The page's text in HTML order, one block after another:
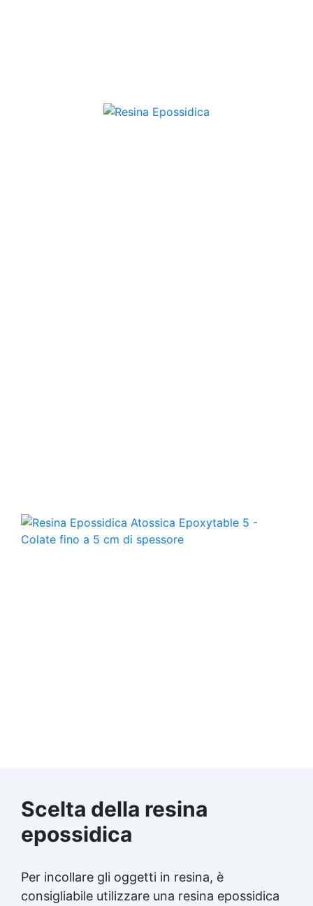
Scelta della resina
epossidica
Per incollare gli oggetti in resina, è
consigliabile utilizzare una resina epossidica